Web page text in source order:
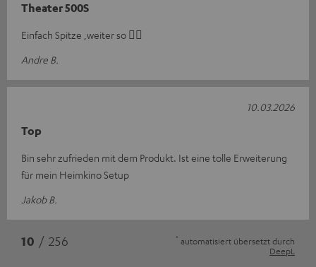
Theater 500S
Einfach Spitze ,weiter so 👍🏻
Andre B.
Top
Bin sehr zufrieden mit dem Produkt. Ist eine tolle Erweiterung
für mein Heimkino Setup
Jakob B.
10.03.2026
10 / 256 * automatisiert übersetzt durch
DeepL